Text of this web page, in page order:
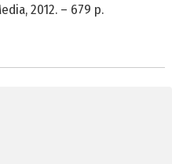
2012. – 679 p.